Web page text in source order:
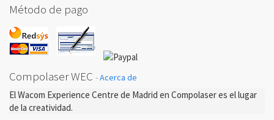
Método de pago
Compolaser WEC -Acerca de
El Wacom Experience Centre de Madrid en Compolaser es el lugar
de la creatividad.